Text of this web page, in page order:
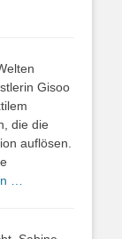
Gisoo
die die
auflösen.
…